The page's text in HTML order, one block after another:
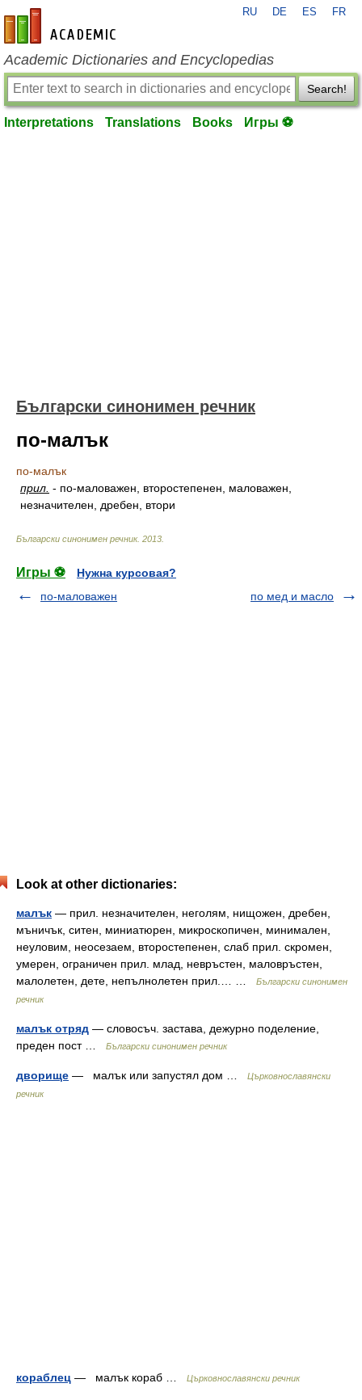
en-academic.com
RU DE ES FR
Academic Dictionaries and Encyclopedias
Search!
Interpretations Translations Books Игры ⚽
Български синонимен речник
по-малък
по-малък
прил. - по-маловажен, второстепенен, маловажен,
незначителен, дребен, втори
Български синонимен речник. 2013
Игры ⚽
Нужна курсовая?
по-маловажен
по мед и масло
Look at other dictionaries:
малък — прил. незначителен, неголям, нищожен, дребен,
мъничък, ситен, миниатюрен, микроскопичен, минимален,
неуловим, неосезаем, второстепенен, слаб прил. скромен,
умерен, ограничен прил. млад, невръстен, маловръстен,
малолетен, дете, непълнолетен прил.… …
Български синонимен
речник
малък отряд — словосъч. застава, дежурно поделение,
преден пост …
Български синонимен речник
дворище — малък или запустял дом …
Църковнославянски
речник
кораблец — малък кораб … Църковнославянски речник